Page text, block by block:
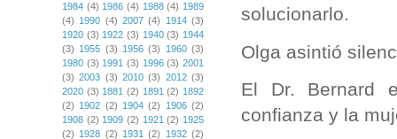
solucionarlo.
Olga asintió
El Dr. Bernard
confianza y la
1984 (4) 1986 (4) 1988 (4) 1989
(4) 1990 (4) 2007 (4) 1914 (3)
1920 (3) 1922 (3) 1940 (3) 1944
(3) 1955 (3) 1956 (3) 1960 (3)
1980 (3) 1991 (3) 1996 (3) 2001
(3) 2003 (3) 2010 (3) 2012 (3)
2020 (3) 1881 (2) 1891 (2) 1892
(2) 1902 (2) 1904 (2) 1906 (2)
1908 (2) 1909 (2) 1921 (2) 1925
(2) 1928 (2) 1931 (2) 1932 (2)